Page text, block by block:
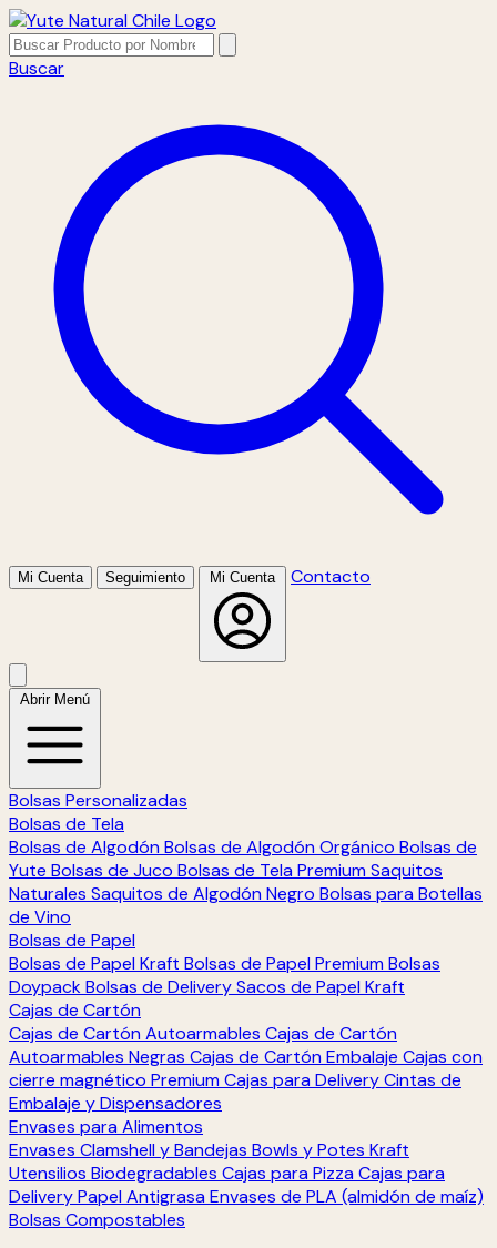
Buscar
Mi Cuenta Seguimiento Mi Cuenta Contacto
Abrir Menú
Bolsas Personalizadas
Bolsas de Tela
Bolsas de Algodón Bolsas de Algodón Orgánico Bolsas de
Yute Bolsas de Juco Bolsas de Tela Premium Saquitos
Naturales Saquitos de Algodón Negro Bolsas para Botellas
de Vino
Bolsas de Papel
Bolsas de Papel Kraft Bolsas de Papel Premium Bolsas
DoypackBolsas de DeliverySacos de Papel Kraft
Cajas de Cartón
Cajas de Cartón Autoarmables Cajas de Cartón
Autoarmables Negras Cajas de Cartón Embalaje Cajas con
cierre magnético Premium Cajas para DeliveryCintas de
Embalaje y Dispensadores
Envases para Alimentos
Envases Clamshell y Bandejas Bowls y Potes Kraft
Utensilios Biodegradables Cajas para Pizza Cajas para
DeliveryPapel Antigrasa Envases de PLA (almidón de maíz)
Bolsas Compostables